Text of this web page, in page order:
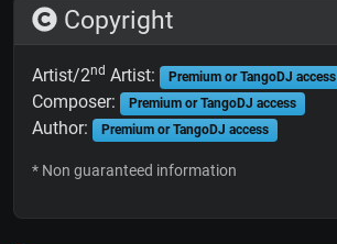
Copyright
Artist/2nd Artist: Premium or TangoDJ access
Composer: Premium or TangoDJ access
Author: Premium or TangoDJ access
* Non guaranteed information